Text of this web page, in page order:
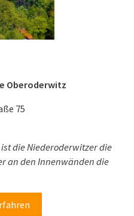
Oberoderwitz
75
die Niederoderwitzer die
an den Innenwänden die